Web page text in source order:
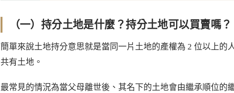
（一）持分土地是什麼？持分土地可以買賣嗎？
簡單來說土地持分意思就是當同一片土地的產權為 2 位以上的
共有土地。
最常見的情況為當父母離世後、其名下的土地會由繼承順位的